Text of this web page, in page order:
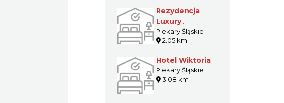
Rezydencja
Luxury
Hotel****
Piekary Śląskie
2.05 km
Hotel Wiktoria
Piekary Śląskie
3.08 km